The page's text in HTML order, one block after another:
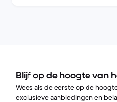
Blijf op de hoogte van
Wees als de eerste op de
exclusieve aanbiedingen en